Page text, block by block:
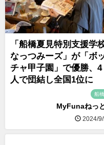
「船橋夏見特別支援学
なっつみーズ」が「ボ
チャ甲子園」で優勝、4
人で団結し全国1位に
船橋
MyFunaねっ
2024/